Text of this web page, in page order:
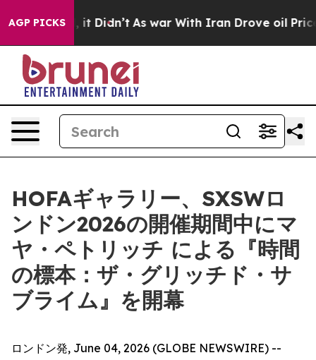
AGP PICKS
Well, it Didn’t As war With Iran Drove oil Prices
HOFAギャラリー、SXSWロ
ンドン2026の開催期間中にマ
ヤ・ペトリッチ による『時間
の標本：ザ・グリッチド・サ
ブライム』を開幕
ロンドン発, June 04, 2026 (GLOBE NEWSWIRE) --